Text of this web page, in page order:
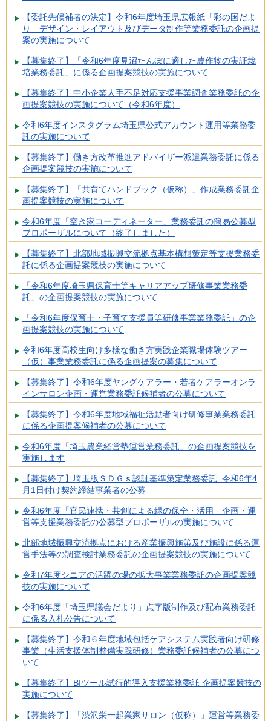
【委託先候補者の決定】令和6年度埼玉県広報紙「彩の国だよ
り」デザイン・レイアウト及びデータ制作等業務委託の企画提
案の実施について
【募集終了】「令和6年度見沼たんぼに適した農作物の実証栽
培業務委託」に係る企画提案競技の実施について
【募集終了】中小企業人手不足対応支援事業調査業務委託の企
画提案競技の実施について（令和6年度）
令和6年度インスタグラム埼玉県公式アカウント運用等業務委
託の実施について
【募集終了】働き方改革推進アドバイザー派遣業務委託に係る
企画提案競技の実施について
【募集終了】「共育てハンドブック（仮称）」作成業務委託企
画提案競技の実施について
令和6年度「空き家コーディネーター」業務委託の簡易公募型
プロポーザルについて（終了しました）
【募集終了】北部地域振興交流拠点基本構想策定等支援業務委
託に係る企画提案競技の実施について
「令和6年度埼玉県保育士等キャリアアップ研修事業業務委
託」の企画提案競技の実施について
「令和6年度保育士・子育て支援員等研修事業業務委託」の企
画提案競技の実施について
令和6年度高校生向け多様な働き方実践企業職場体験ツアー
（仮）事業業務委託に係る企画提案の募集について
【募集終了】令和6年度ヤングケアラー・若者ケアラーオンラ
インサロン企画・運営業務委託候補者の公募について
【募集終了】令和6年度地域福祉活動者向け研修事業業務委託
に係る企画提案候補者の公募について
令和6年度「埼玉農業経営塾運営業務委託」の企画提案競技を
実施します
【募集終了】埼玉版ＳＤＧｓ認証基準策定業務委託 令和6年4
月1日付け契約締結事業者の公募
令和6年度「官民連携・共創による緑の保全・活用」企画・運
営等支援業務委託の公募型プロポーザルの実施について
北部地域振興交流拠点における産業振興施策及び施設に係る運
営手法等の調査検討業務委託の企画提案競技の実施について
令和7年度シニアの活躍の場の拡大事業業務委託の企画提案競
技の実施について
令和6年度「埼玉県議会だより」点字版制作及び配布業務委託
に係る入札公告について
【募集終了】令和６年度地域包括ケアシステム実践者向け研修
事業（生活支援体制整備実践研修）業務委託候補者の公募につ
いて
【募集終了】BIツール試行的導入支援業務委託 企画提案競技の
実施について
【募集終了】「渋沢栄一起業家サロン（仮称）」運営等業務委